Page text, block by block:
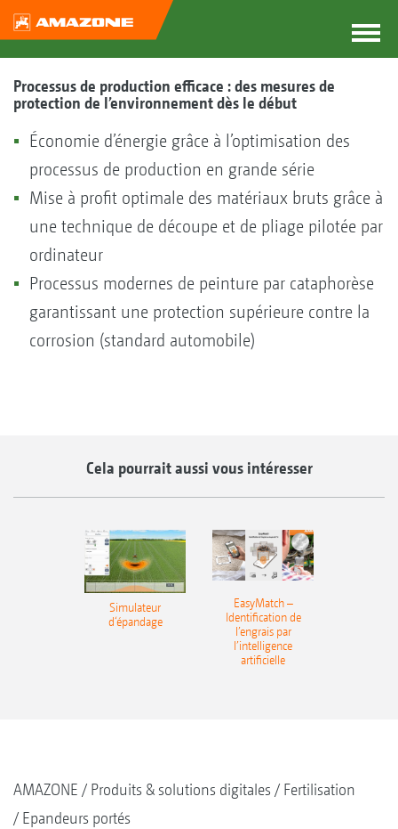
Processus de production efficace : des mesures de
protection de l’environnement dès le début
Économie d’énergie grâce à l’optimisation des
processus de production en grande série
Mise à profit optimale des matériaux bruts grâce à
une technique de découpe et de pliage pilotée par
ordinateur
Processus modernes de peinture par cataphorèse
garantissant une protection supérieure contre la
corrosion (standard automobile)
Cela pourrait aussi vous intéresser
Simulateur
d‘épandage
EasyMatch –
Identification de
l’engrais par
l’intelligence
artificielle
AMAZONE Produits & solutions digitales
Fertilisation
Epandeurs portés